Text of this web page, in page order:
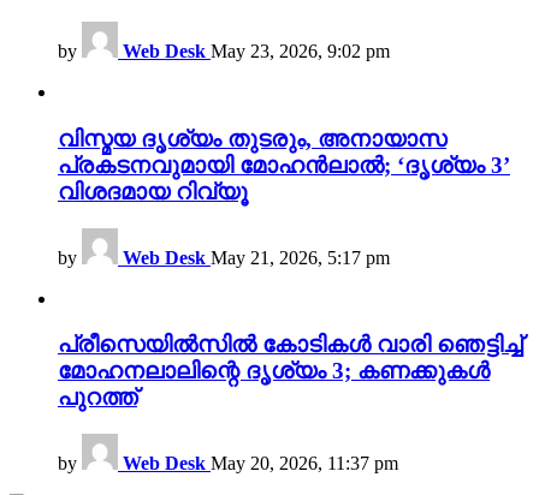
by Web Desk May 23, 2026, 9:02 pm
വിസ്മയ ദൃശ്യം തുടരും, അനായാസ
പ്രകടനവുമായി മോഹൻലാൽ; ‘ദൃശ്യം 3’
വിശദമായ റിവ്യൂ
by Web Desk May 21, 2026, 5:17 pm
പ്രീസെയിൽസിൽ കോടികൾ വാരി ഞെട്ടിച്ച്
മോഹനലാലിന്റെ ദൃശ്യം 3; കണക്കുകൾ
പുറത്ത്
by Web Desk May 20, 2026, 11:37 pm